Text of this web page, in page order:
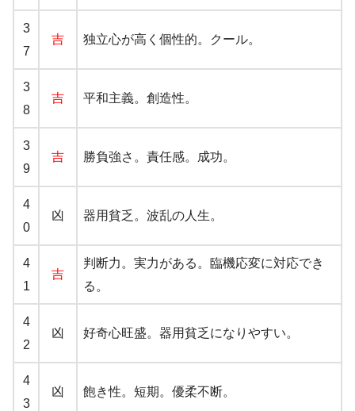
3
7
吉 独立心が高く個性的。クール。
3
8
吉 平和主義。創造性。
3
9
吉 勝負強さ。責任感。成功。
4
0
凶 器用貧乏。波乱の人生。
4
1
吉
判断力。実力がある。臨機応変に対応でき
る。
4
2
凶 好奇心旺盛。器用貧乏になりやすい。
4
3
凶 飽き性。短期。優柔不断。